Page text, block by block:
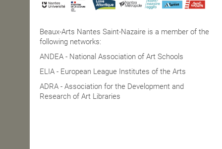
Beaux-Arts Nantes Saint-Nazaire is a member of the
following networks:
ANDEA - National Association of Art Schools
ELIA - European League Institutes of the Arts
ADRA - Association for the Development and
Research of Art Libraries